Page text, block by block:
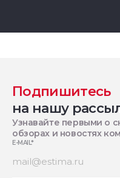
Подпишитесь
на нашу
Узнавайте первыми о
обзорах и новостях
E-MAIL*